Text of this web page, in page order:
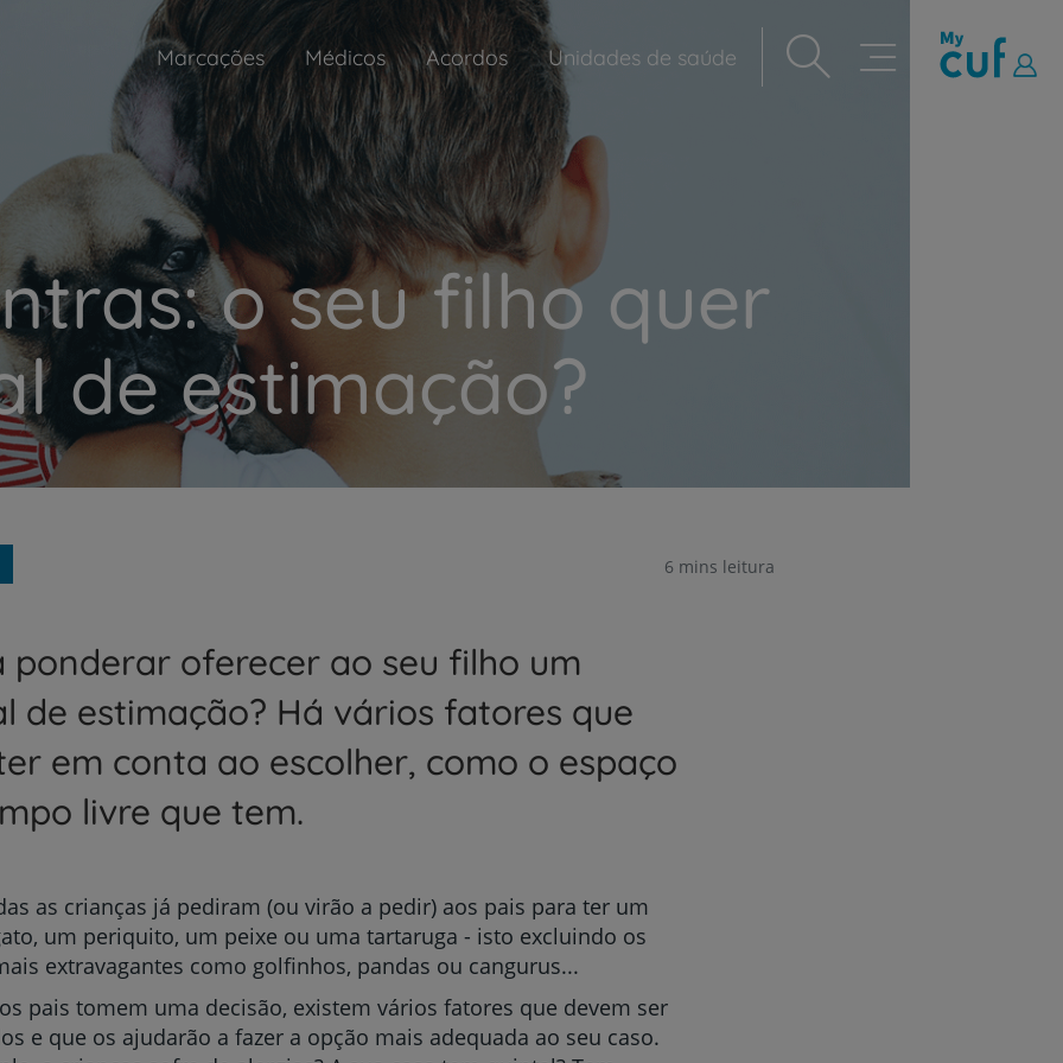
Navegação
Marcações Médicos Acordos Unidades de saúde
o seu filho quer
de estimação?
6 mins leitura
ponderar oferecer ao seu filho um
de estimação? Há vários fatores que
em conta ao escolher, como o espaço
livre que tem.
as crianças já pediram (ou virão a pedir) aos pais para ter um
um periquito, um peixe ou uma tartaruga - isto excluindo os
extravagantes como golfinhos, pandas ou cangurus...
pais tomem uma decisão, existem vários fatores que devem ser
e que os ajudarão a fazer a opção mais adequada ao seu caso.